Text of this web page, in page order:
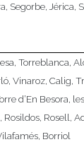
Segorbe, Jérica,
Torreblanca,
Vinaroz, Calig,
d’En Besora,
Rosildos, Rosell,
Borriol